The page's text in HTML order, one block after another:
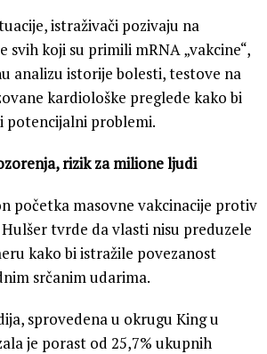
istraživači pozivaju na
svih koji su primili mRNA „vakcine“,
analizu istorije bolesti, testove na
kardiološke preglede kako bi
potencijalni problemi.
rizik za milione ljudi
početka masovne vakcinacije protiv
tvrde da vlasti nisu preduzele
kako bi istražile povezanost
srčanim udarima.
sprovedena u okrugu King u
je porast od 25,7% ukupnih